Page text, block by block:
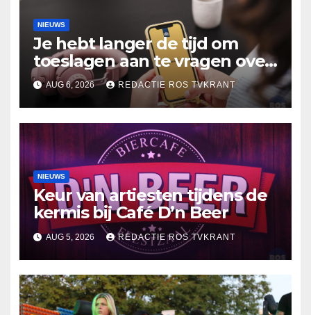
NIEUWS
Je hebt langer de tijd om
toeslagen aan te vragen over
2025
AUG 6, 2026 REDACTIE ROS TVKRANT
NIEUWS
Keur van artiesten tijdens de
kermis bij Café D’n Beer
AUG 5, 2026 REDACTIE ROS TVKRANT